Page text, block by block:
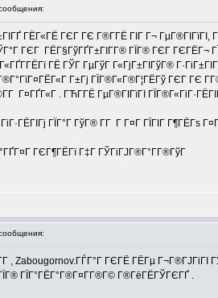
ГЁГ«ГЁ ГЄГ ГЄ Г®Г­ГЁ ГІГ Г¬
ГЄГ ГЁГ§ГўГҐГ±ГІГ­Г® ГЇГ® ГЄГ ГЄГЁГ¬
ГЁ ГЎГ ГµГўГ Г«ГјГ±ГІГўГ®
Г±Гј ГЇГ®Г«Г®Г¦ГЁГў ГЄГ ГЄ
Г¤ГҐГ«Г . ГЋГ­ГЁ ГµГ®ГІГїГІ
ГЇГ°Г ГўГ® Г­Г Г Г¤Г ГЇГІГ Г¶ГЁГѕ
ГЄГ¶ГЁГї Г‡Г ГЎГіГЈГ®Г°Г­Г®ГўГ
Zabougornov.ГЃГ°Г ГЄГЁ ГЁГµ Г¬Г®ГЈГіГІ
ГЇГ°ГЁГ°Г®Г¤Г­Г®Г© Г®ГёГЁГЎГЄГҐ .